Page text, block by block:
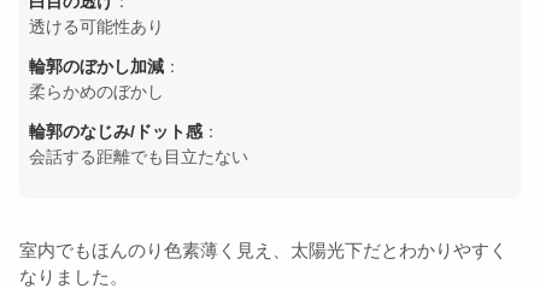
透ける可能性あり
輪郭のぼかし加減 ：
柔らかめのぼかし
輪郭のなじみ/ドット感 ：
会話する距離でも目立たない
室内でもほんのり色素薄く見え、太陽光下だとわかりやすく
なりました。